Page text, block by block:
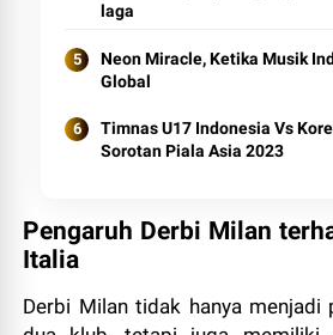
laga
Neon Miracle, Ketika Musik
Global
Timnas U17 Indonesia Vs
Sorotan Piala Asia 2023
Pengaruh Derbi Milan
Italia
Derbi Milan tidak hanya menjadi